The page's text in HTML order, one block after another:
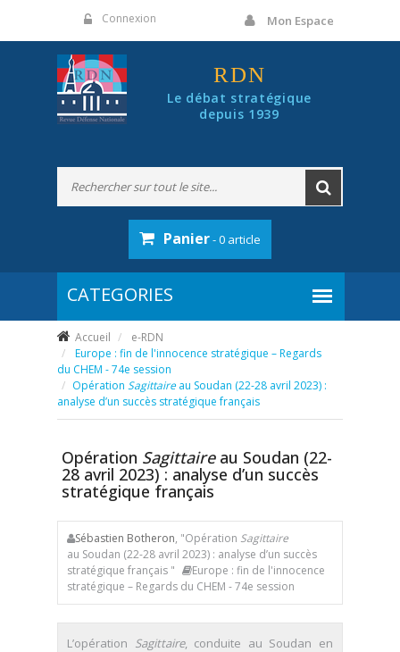
Connexion Mon Espace
RDN
Le débat stratégique
depuis 1939
Panier- 0 article
Accueil
e-RDN
Europe : fin de l'innocence stratégique – Regards
du CHEM - 74e session
Opération Sagittaireau Soudan (22-28 avril 2023) :
analyse d’un succès stratégique français
Opération Sagittaireau Soudan (22-
28 avril 2023) : analyse d’un succès
stratégique français
Sébastien Botheron, "Opération Sagittaire
au Soudan (22-28 avril 2023) : analyse d’un succès
stratégique français "
Europe : fin de l'innocence
stratégique – Regards du CHEM - 74e session
L’opération Sagittaire, conduite au Soudan en